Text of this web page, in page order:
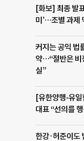
[화보] 최종 발
미’…조별 과제
커지는 공익 법
약…“절반은 비
실”
[유한양행-유
대표 “선의를
한강·허준이도